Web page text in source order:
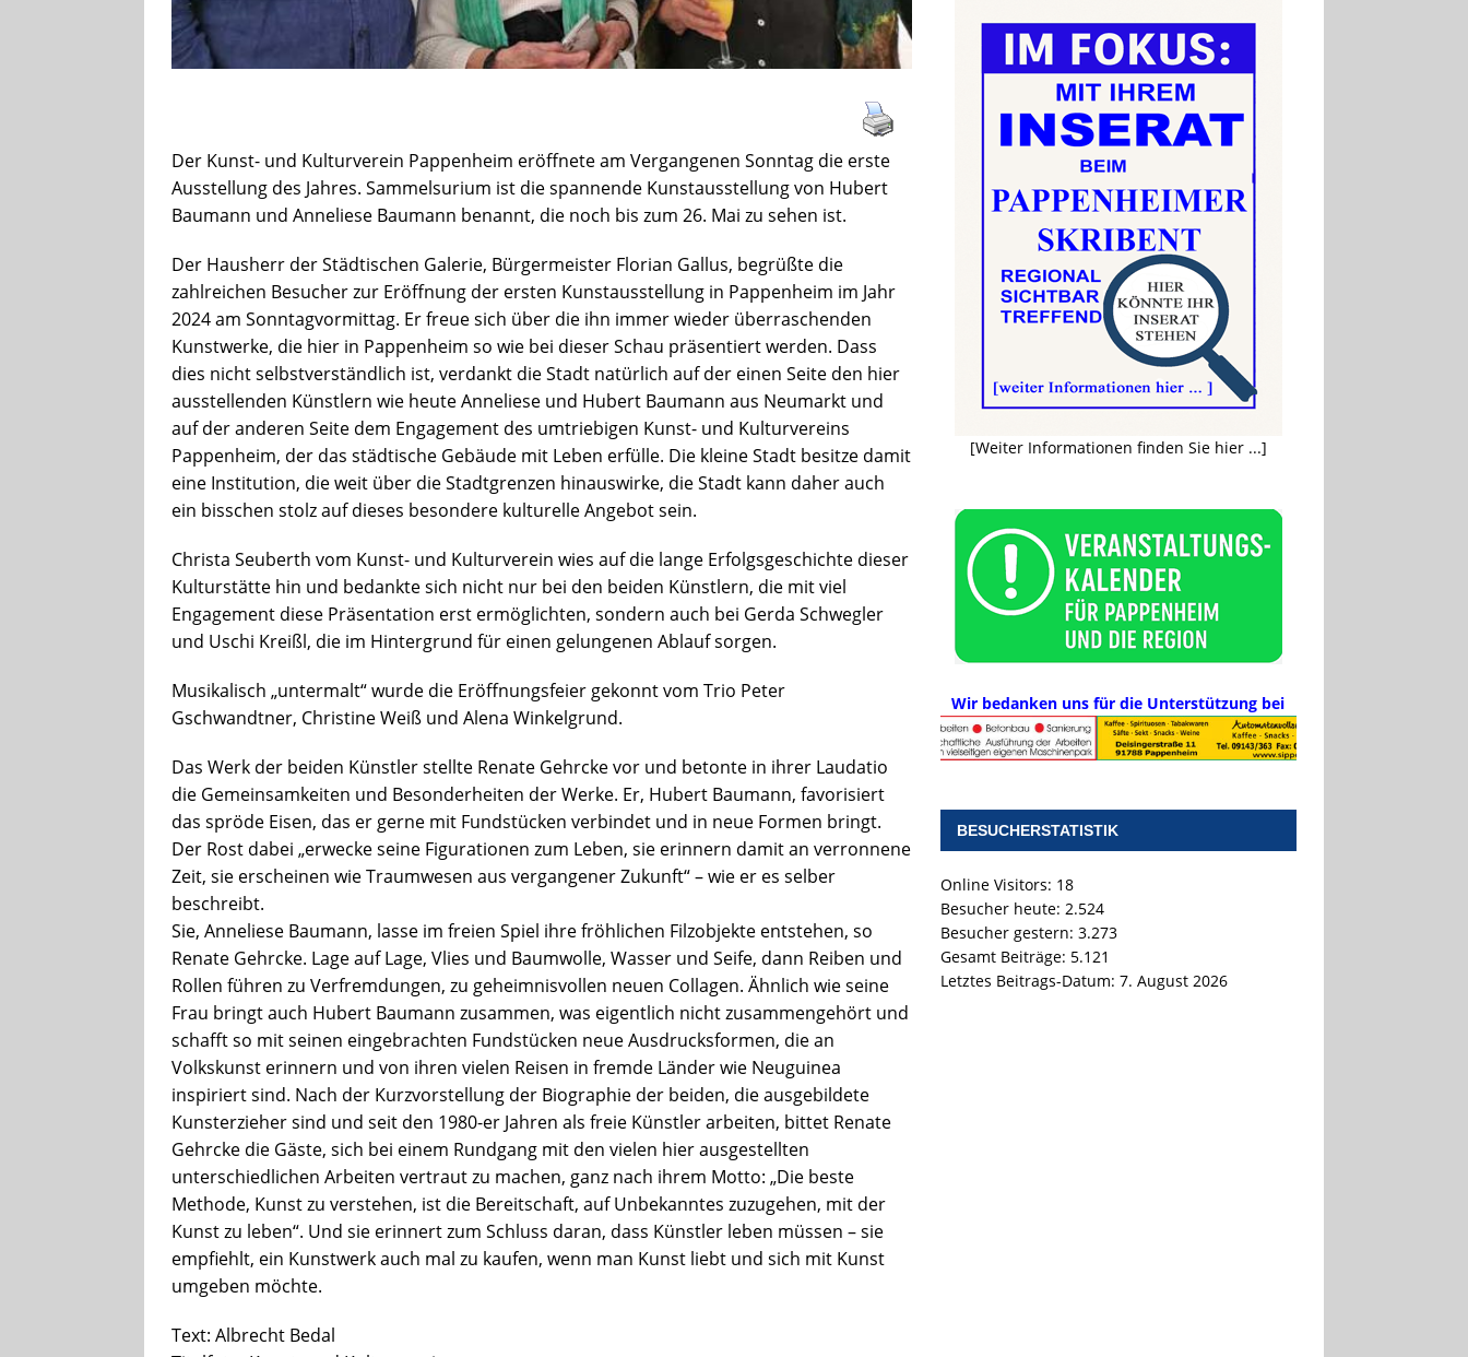
Der Kunst- und Kulturverein Pappenheim eröffnete am Vergangenen Sonntag die erste
Ausstellung des Jahres. Sammelsurium ist die spannende Kunstausstellung von Hubert
Baumann und Anneliese Baumann benannt, die noch bis zum 26. Mai zu sehen ist.
Der Hausherr der Städtischen Galerie, Bürgermeister Florian Gallus, begrüßte die
zahlreichen Besucher zur Eröffnung der ersten Kunstausstellung in Pappenheim im Jahr
2024 am Sonntagvormittag. Er freue sich über die ihn immer wieder überraschenden
Kunstwerke, die hier in Pappenheim so wie bei dieser Schau präsentiert werden. Dass
dies nicht selbstverständlich ist, verdankt die Stadt natürlich auf der einen Seite den hier
ausstellenden Künstlern wie heute Anneliese und Hubert Baumann aus Neumarkt und
auf der anderen Seite dem Engagement des umtriebigen Kunst- und Kulturvereins
Pappenheim, der das städtische Gebäude mit Leben erfülle. Die kleine Stadt besitze damit
eine Institution, die weit über die Stadtgrenzen hinauswirke, die Stadt kann daher auch
ein bisschen stolz auf dieses besondere kulturelle Angebot sein.
Christa Seuberth vom Kunst- und Kulturverein wies auf die lange Erfolgsgeschichte dieser
Kulturstätte hin und bedankte sich nicht nur bei den beiden Künstlern, die mit viel
Engagement diese Präsentation erst ermöglichten, sondern auch bei Gerda Schwegler
und Uschi Kreißl, die im Hintergrund für einen gelungenen Ablauf sorgen.
Musikalisch „untermalt“ wurde die Eröffnungsfeier gekonnt vom Trio Peter
Gschwandtner, Christine Weiß und Alena Winkelgrund.
Das Werk der beiden Künstler stellte Renate Gehrcke vor und betonte in ihrer Laudatio
die Gemeinsamkeiten und Besonderheiten der Werke. Er, Hubert Baumann, favorisiert
das spröde Eisen, das er gerne mit Fundstücken verbindet und in neue Formen bringt.
Der Rost dabei „erwecke seine Figurationen zum Leben, sie erinnern damit an verronnene
Zeit, sie erscheinen wie Traumwesen aus vergangener Zukunft“ – wie er es selber
beschreibt.
Sie, Anneliese Baumann, lasse im freien Spiel ihre fröhlichen Filzobjekte entstehen, so
Renate Gehrcke. Lage auf Lage, Vlies und Baumwolle, Wasser und Seife, dann Reiben und
Rollen führen zu Verfremdungen, zu geheimnisvollen neuen Collagen. Ähnlich wie seine
Frau bringt auch Hubert Baumann zusammen, was eigentlich nicht zusammengehört und
schafft so mit seinen eingebrachten Fundstücken neue Ausdrucksformen, die an
Volkskunst erinnern und von ihren vielen Reisen in fremde Länder wie Neuguinea
inspiriert sind. Nach der Kurzvorstellung der Biographie der beiden, die ausgebildete
Kunsterzieher sind und seit den 1980-er Jahren als freie Künstler arbeiten, bittet Renate
Gehrcke die Gäste, sich bei einem Rundgang mit den vielen hier ausgestellten
unterschiedlichen Arbeiten vertraut zu machen, ganz nach ihrem Motto: „Die beste
Methode, Kunst zu verstehen, ist die Bereitschaft, auf Unbekanntes zuzugehen, mit der
Kunst zu leben“. Und sie erinnert zum Schluss daran, dass Künstler leben müssen – sie
empfiehlt, ein Kunstwerk auch mal zu kaufen, wenn man Kunst liebt und sich mit Kunst
umgeben möchte.
Text: Albrecht Bedal
[Weiter Informationen finden Sie hier ...]
Wir bedanken uns für die Unterstützung bei
BESUCHERSTATISTIK
Online Visitors: 18
Besucher heute: 2.524
Besucher gestern: 3.273
Gesamt Beiträge: 5.121
Letztes Beitrags-Datum: 7. August 2026